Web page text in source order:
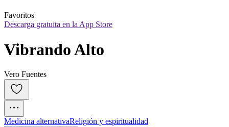
Favoritos
Descarga gratuita en la App Store
Vibrando Alto
Vero Fuentes
Medicina alternativaReligión y espiritualidad